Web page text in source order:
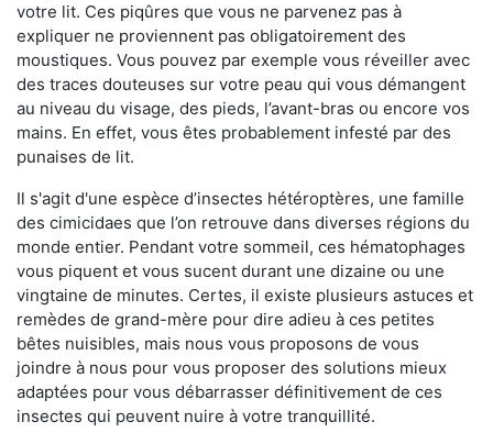
votre lit. Ces piqûres que vous ne parvenez pas à
expliquer ne proviennent pas obligatoirement des
moustiques. Vous pouvez par exemple vous réveiller avec
des traces douteuses sur votre peau qui vous démangent
au niveau du visage, des pieds, l’avant-bras ou encore vos
mains. En effet, vous êtes probablement infesté par des
punaises de lit.
Il s'agit d'une espèce d’insectes hétéroptères, une famille
des cimicidaes que l’on retrouve dans diverses régions du
monde entier. Pendant votre sommeil, ces hématophages
vous piquent et vous sucent durant une dizaine ou une
vingtaine de minutes. Certes, il existe plusieurs astuces et
remèdes de grand-mère pour dire adieu à ces petites
bêtes nuisibles, mais nous vous proposons de vous
joindre à nous pour vous proposer des solutions mieux
adaptées pour vous débarrasser définitivement de ces
insectes qui peuvent nuire à votre tranquillité.